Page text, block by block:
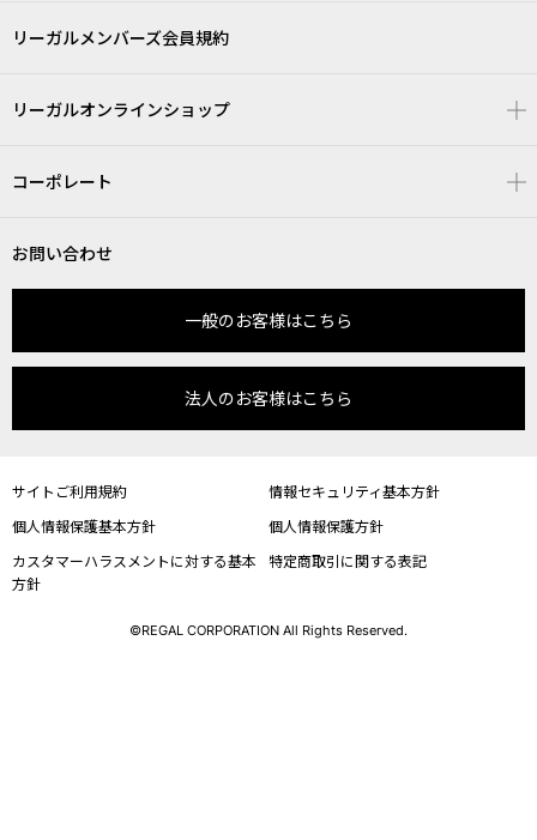
リーガルメンバーズ会員規約
リーガルオンラインショップ
コーポレート
お問い合わせ
一般のお客様はこちら
法人のお客様はこちら
サイトご利用規約
情報セキュリティ基本方針
個人情報保護基本方針
個人情報保護方針
カスタマーハラスメントに対する基本
方針
特定商取引に関する表記
©REGAL CORPORATION All Rights Reserved.